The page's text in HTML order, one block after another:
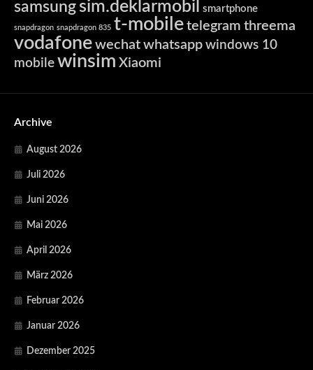
samsung sim.deklarmobil smartphone
snapdragon snapdragon 835 t-mobile telegram threema
vodafone wechat whatsapp windows 10
mobile winsim Xiaomi
Archive
August 2026
Juli 2026
Juni 2026
Mai 2026
April 2026
März 2026
Februar 2026
Januar 2026
Dezember 2025